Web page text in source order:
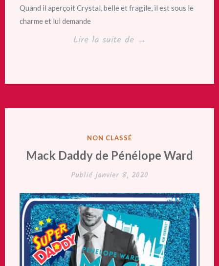
Quand il aperçoit Crystal, belle et fragile, il est sous le
charme et lui demande
Lire la suite de « Toi
tout
→
PUBLIÉ
NON CLASSÉ
Mack Daddy de Pénélope Ward
Publié janvier 8, 2020